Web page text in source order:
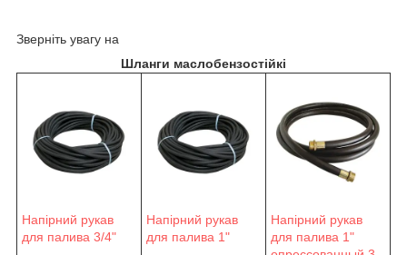
Зверніть увагу на
Шланги маслобензостійкі
Напірний рукав
для палива 3/4"
Напірний рукав
для палива 1"
Напірний рукав
для палива 1"